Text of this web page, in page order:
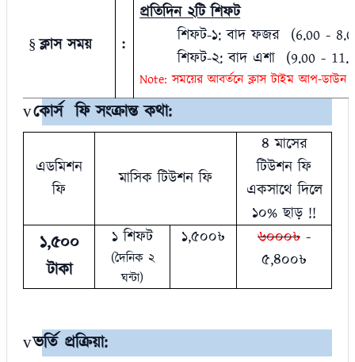
§ ক্লাস সময় :
প্রতিদিন ২টি শিফট
শিফট-১:বাদ ফজর (6.00 -
শিফট-২:বাদ এশা (9.00 -
Note:সময়ের আবর্তনে ক্লাস টাইম আপ-ডাউন
vকোর্স ফি সংক্রান্ত কথা:
এডমিশন
ফি
মাসিক টিউশন ফি
৪ মাসের
টিউশন ফি
একসাথে দিলে
১০% ছাড় !!
১,৫০০
টাকা
১ শিফট
(দৈনিক ২
ঘন্টা)
১,৫০০৳ ৬০০০৳ -
৫,৪০০৳
vভর্তি প্রক্রিয়া: